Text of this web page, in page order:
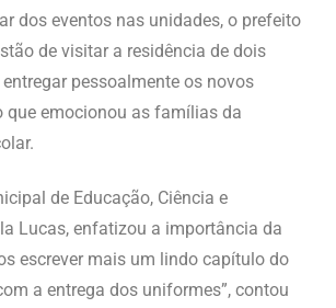
dos eventos nas unidades, o prefeito
de visitar a residência de dois
pessoalmente os novos
que emocionou as famílias da
de Educação, Ciência e
Lucas, enfatizou a importância da
escrever mais um lindo capítulo do
a entrega dos uniformes”, contou